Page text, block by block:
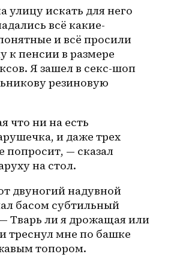
улицу искать для него
всё какие-
и всё просили
к пенсии в размере
Я зашел в секс-шоп
резиновую
что ни на есть
и даже трех
попросит, — сказал
на стол.
двуногий надувной
басом субтильный
Тварь ли я дрожащая или
треснул мне по башке
топором.